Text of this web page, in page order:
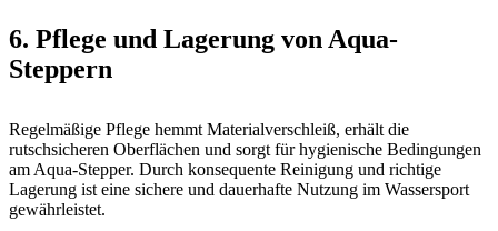
6. Pflege und Lagerung von Aqua-
Steppern
Regelmäßige Pflege hemmt Materialverschleiß, erhält die
rutschsicheren Oberflächen und sorgt für hygienische Bedingungen
am Aqua-Stepper. Durch konsequente Reinigung und richtige
Lagerung ist eine sichere und dauerhafte Nutzung im Wassersport
gewährleistet.